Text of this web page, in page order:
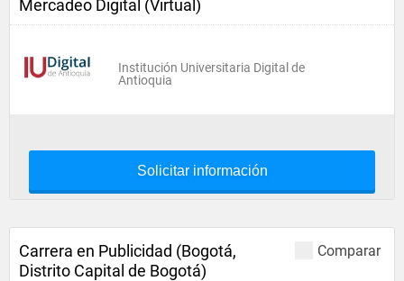
Mercadeo Digital (Virtual)
Institución Universitaria Digital de
Antioquia
Solicitar información
Comparar
Carrera en Publicidad (Bogotá,
Distrito Capital de Bogotá)